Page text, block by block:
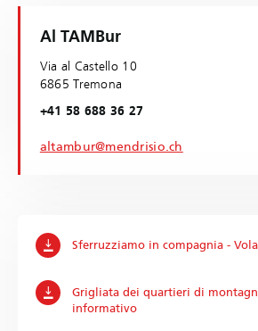
Al TAMBur
Via al Castello 10
6865 Tremona
+41 58 688 36 27
altambur@mendrisio.ch
Sferruzziamo in compagnia -
Grigliata dei quartieri di
informativo